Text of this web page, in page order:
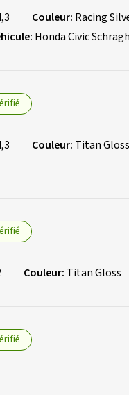
Couleur: Racing
Honda Civic
Couleur: Titan Gloss
Couleur: Titan Gloss